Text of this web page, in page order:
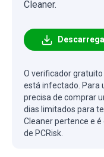
Cleaner.
O verificador
está infectado. Para
precisa de comprar
dias limitados para
Cleaner pertence e
de PCRisk.